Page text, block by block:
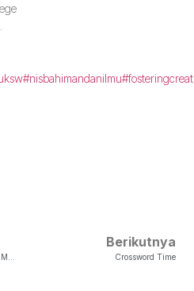
#nisbahimandanilmu
Berikutnya
Crossword Time